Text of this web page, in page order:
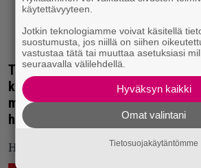
The Grammersin juhlavuosi
kokoelmalevyyn – Niputtaa
menneiden levyjen ylijäämiä ja
harvinaisuuksia
Heavy rockia joulupöytään!
käytettävyyteen.
Jotkin teknologiamme voivat käsitellä
suostumusta, jos niillä on siihen
vastustaa tätä tai muuttaa asetuksiasi
seuraavalla välilehdellä.
Hyväksyn kaikki
Omat valintani
Tietosuojakäytäntömme